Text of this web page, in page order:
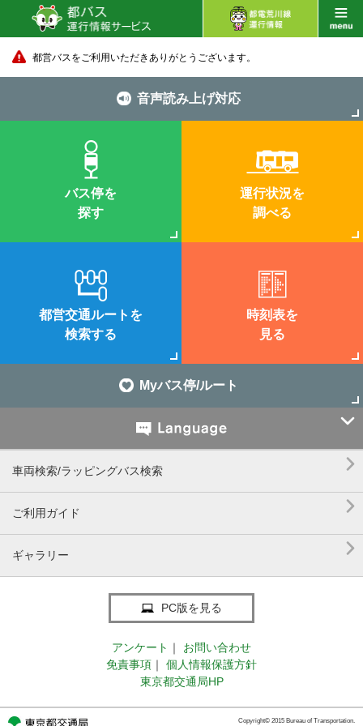
都営バスをご利用いただきありがとうございます。
音声読み上げ対応
バス停を
探す
運行状況を
調べる
都営交通ルートを
検索する
時刻表を
見る
Myバス停/ルート

車両検索/ラッピングバス検索 
ご利用ガイド 
ギャラリー 
PC版を見る
アンケート ｜
お問い合わせ
免責事項 ｜
個人情報保護方針
東京都交通局HP
Copyright© 2015 Bureau of Transportation.